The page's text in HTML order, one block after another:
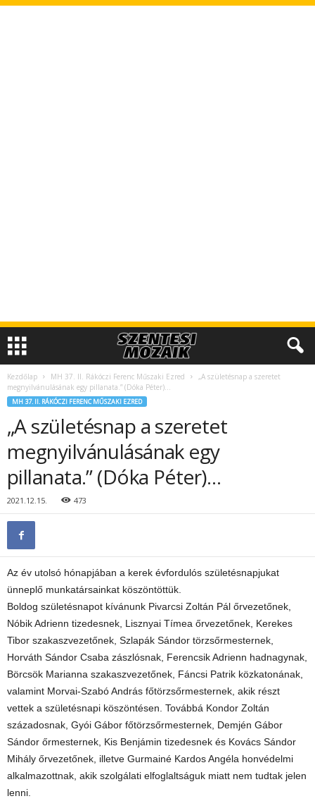
Kezdőlap MH 37. II. Rákóczi Ferenc Műszaki Ezred
„A születésnap a szeretet
megnyilvánulásának egy pillanata.” (Dóka Péter)…
MH 37. II. RÁKÓCZI FERENC MŰSZAKI EZRED
„A születésnap a szeretet
megnyilvánulásának egy
pillanata.” (Dóka Péter)…
2021.12.15. 473
Az év utolsó hónapjában a kerek évfordulós születésnapjukat
ünneplő munkatársainkat köszöntöttük.
Boldog születésnapot kívánunk Pivarcsi Zoltán Pál őrvezetőnek,
Nóbik Adrienn tizedesnek, Lisznyai Tímea őrvezetőnek, Kerekes
Tibor szakaszvezetőnek, Szlapák Sándor törzsőrmesternek,
Horváth Sándor Csaba zászlósnak, Ferencsik Adrienn hadnagynak,
Börcsök Marianna szakaszvezetőnek, Fáncsi Patrik közkatonának,
valamint Morvai-Szabó András főtörzsőrmesternek, akik részt
vettek a születésnapi köszöntésen. Továbbá Kondor Zoltán
századosnak, Gyói Gábor főtörzsőrmesternek, Demjén Gábor
Sándor őrmesternek, Kis Benjámin tizedesnek és Kovács Sándor
Mihály őrvezetőnek, illetve Gurmainé Kardos Angéla honvédelmi
alkalmazottnak, akik szolgálati elfoglaltságuk miatt nem tudtak jelen
lenni.